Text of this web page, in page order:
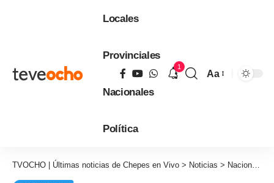
Locales
Provinciales
Nacionales
Política
1
Aa
TVOCHO | Últimas noticias de Chepes en Vivo > Noticias > Nacionales